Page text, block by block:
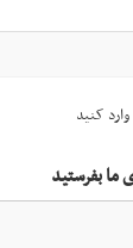
کنید
ما بفرستید